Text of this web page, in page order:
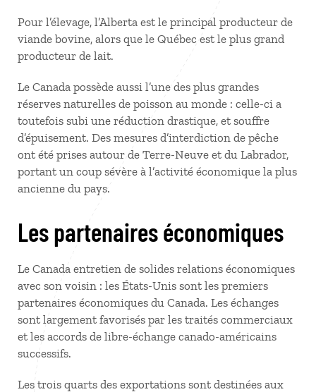
Pour l’élevage, l’Alberta est le principal producteur de
viande bovine, alors que le Québec est le plus grand
producteur de lait.
Le Canada possède aussi l’une des plus grandes
réserves naturelles de poisson au monde : celle-ci a
toutefois subi une réduction drastique, et souffre
d’épuisement. Des mesures d’interdiction de pêche
ont été prises autour de Terre-Neuve et du Labrador,
portant un coup sévère à l’activité économique la plus
ancienne du pays.
Les partenaires économiques
Le Canada entretien de solides relations économiques
avec son voisin : les États-Unis sont les premiers
partenaires économiques du Canada. Les échanges
sont largement favorisés par les traités commerciaux
et les accords de libre-échange canado-américains
successifs.
Les trois quarts des exportations sont destinées aux